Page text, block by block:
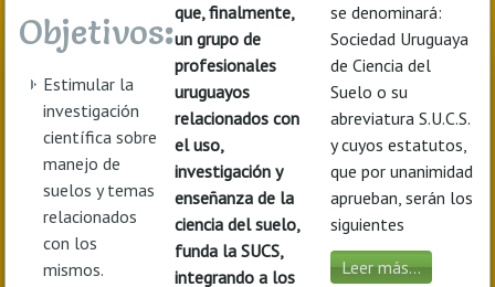
Objetivos:
Estimular la
investigación
científica sobre
manejo de
suelos y temas
relacionados
con los
mismos.
que, finalmente,
un grupo de
profesionales
uruguayos
relacionados con
el uso,
investigación y
enseñanza de la
ciencia del suelo,
funda la SUCS,
integrando a los
se denominará:
Sociedad Uruguaya
de Ciencia del
Suelo o su
abreviatura S.U.C.S.
y cuyos estatutos,
que por unanimidad
aprueban, serán los
siguientes
Leer más...